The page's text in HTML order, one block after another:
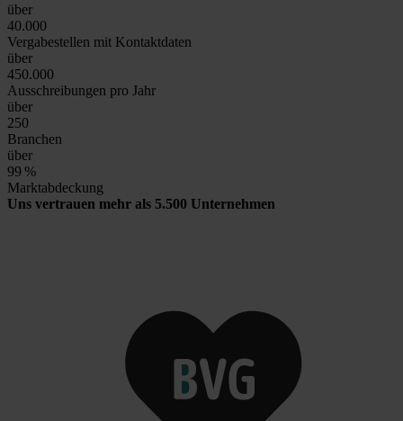
über
40.000
Vergabestellen mit Kontaktdaten
über
450.000
Ausschreibungen pro Jahr
über
250
Branchen
über
99 %
Marktabdeckung
Uns vertrauen mehr als 5.500 Unternehmen